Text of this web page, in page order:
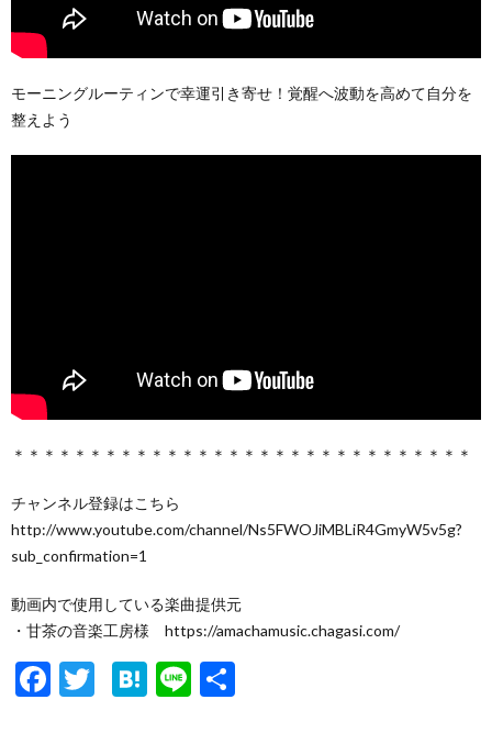
モーニングルーティンで幸運引き寄せ！覚醒へ波動を高めて自分を
整えよう
＊＊＊＊＊＊＊＊＊＊＊＊＊＊＊＊＊＊＊＊＊＊＊＊＊＊＊＊＊＊
チャンネル登録はこちら
http://www.youtube.com/channel/Ns5FWOJiMBLiR4GmyW5v5g?
sub_confirmation=1
動画内で使用している楽曲提供元
・甘茶の音楽工房様 https://amachamusic.chagasi.com/
F
T
H Li